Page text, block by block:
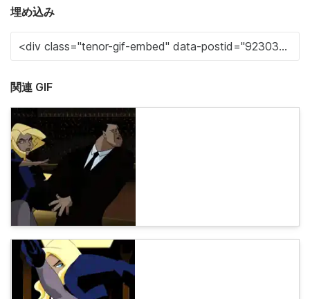
埋め込み
関連 GIF